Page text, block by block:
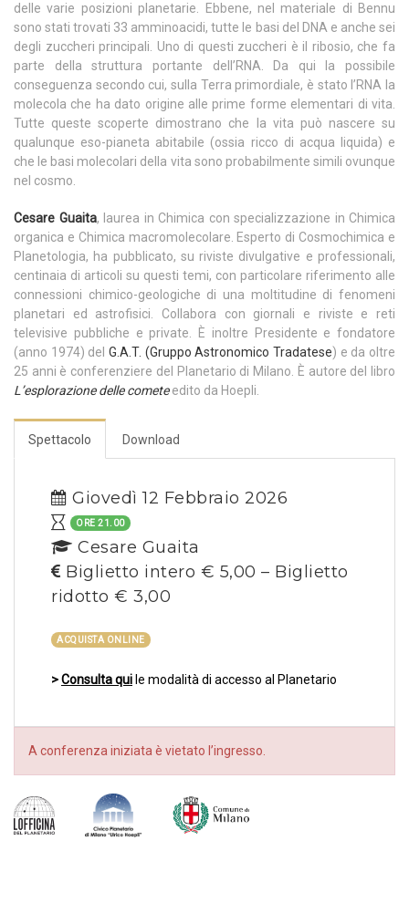
delle varie posizioni planetarie. Ebbene, nel materiale di Bennu
sono stati trovati 33 amminoacidi, tutte le basi del DNA e anche sei
degli zuccheri principali. Uno di questi zuccheri è il ribosio, che fa
parte della struttura portante dell’RNA. Da qui la possibile
conseguenza secondo cui, sulla Terra primordiale, è stato l’RNA la
molecola che ha dato origine alle prime forme elementari di vita.
Tutte queste scoperte dimostrano che la vita può nascere su
qualunque eso-pianeta abitabile (ossia ricco di acqua liquida) e
che le basi molecolari della vita sono probabilmente simili ovunque
nel cosmo.
Cesare Guaita, laurea in Chimica con specializzazione in Chimica
organica e Chimica macromolecolare. Esperto di Cosmochimica e
Planetologia, ha pubblicato, su riviste divulgative e professionali,
centinaia di articoli su questi temi, con particolare riferimento alle
connessioni chimico-geologiche di una moltitudine di fenomeni
planetari ed astrofisici. Collabora con giornali e riviste e reti
televisive pubbliche e private. È inoltre Presidente e fondatore
(anno 1974) del G.A.T. (Gruppo Astronomico Tradatese) e da oltre
25 anni è conferenziere del Planetario di Milano. È autore del libro
L’esplorazione delle comete edito da Hoepli.
Spettacolo Download
Giovedì 12 Febbraio 2026
ORE 21.00
Cesare Guaita
Biglietto intero € 5,00 – Biglietto
ridotto € 3,00
ACQUISTA ONLINE
>Consulta qui le modalità di accesso al Planetario
A conferenza iniziata è vietato l’ingresso.